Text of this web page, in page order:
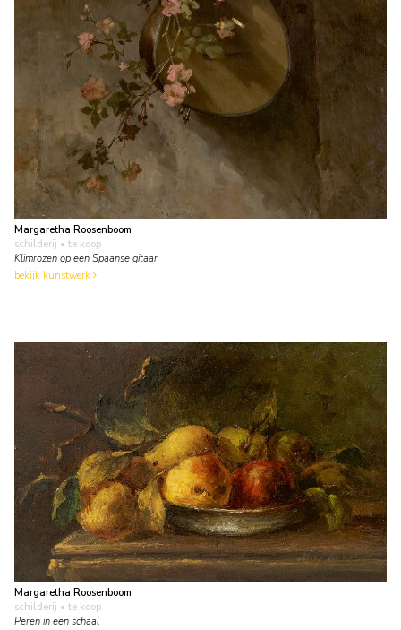
Margaretha Roosenboom
schilderij • te koop
Klimrozen op een Spaanse gitaar
bekijk kunstwerk
Margaretha Roosenboom
schilderij • te koop
Peren in een schaal